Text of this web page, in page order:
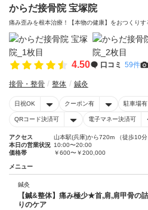
からだ接骨院 宝塚院
痛み歪みを根本治療！【本物の健康】をおつくりす
4.50 口コミ 59件
接骨・整骨 整体 鍼灸
日祝OK クーポン有 駐車場有
QRコード決済可 電子マネー決済可
アクセス
山本駅(兵庫)から720m （徒歩10分
本日の営業状況 10:00〜20:00
価格帯
￥600〜￥200,000
メニュー
鍼灸
【鍼&整体】痛み極少★首,肩,肩甲骨の
りのケア